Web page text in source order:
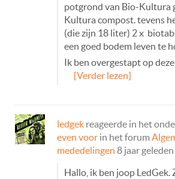
potgrond van Bio-Kultura
Kultura compost. tevens
(die zijn 18 liter) 2 x
een goed bodem leven te
Ik ben overgestapt op
[Verder lezen]
ledgek reageerde in het
even voor in het forum
mededelingen 8 jaar geleden
Hallo, ik ben joop LedGek.